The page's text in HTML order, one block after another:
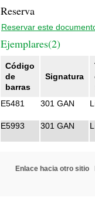
Reserva
Reservar este
Ejemplares(2)
Código
de
barras
Signatura
E5481
301 GAN
E5993 301 GAN
Enlace hacia otro sitio